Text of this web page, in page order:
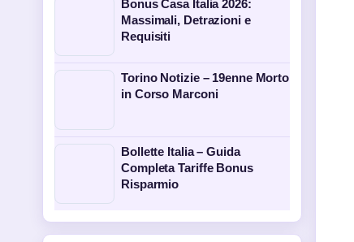
Bonus Casa Italia 2026:
Massimali, Detrazioni e
Requisiti
Torino Notizie – 19enne Morto
in Corso Marconi
Bollette Italia – Guida
Completa Tariffe Bonus
Risparmio